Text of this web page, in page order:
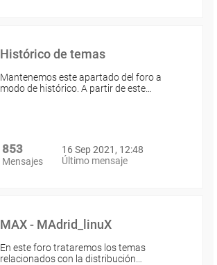
Histórico de temas
Mantenemos este apartado del foro a
modo de histórico. A partir de este…
853
Mensajes
16 Sep 2021, 12:48
Último mensaje
MAX - MAdrid_linuX
En este foro trataremos los temas
relacionados con la distribución…